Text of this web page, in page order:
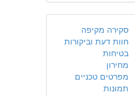
סקירה מקיפה
חוות דעת וביקורות
בטיחות
מחירון
מפרטים טכניים
תמונות